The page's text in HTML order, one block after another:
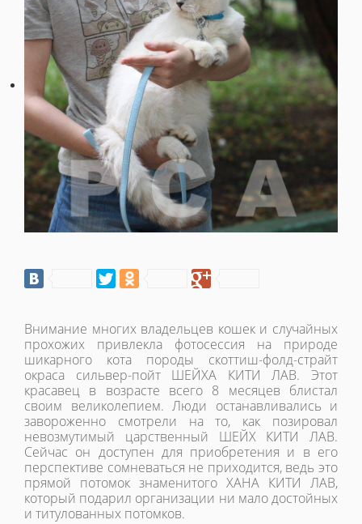
Внимание многих владельцев кошек и случайных
прохожих привлекла фотосессия на природе
шикарного кота породы скоттиш-фолд-страйт
окраса сильвер-пойт ШЕЙХА КИТИ ЛАВ. Этот
красавец в возрасте всего 8 месяцев блистал
своим великолепием. Люди останавливались и
завороженно смотрели на то, как позировал
невозмутимый царственный ШЕЙХ КИТИ ЛАВ.
Сейчас он доступен для приобретения и в его
перспективе сомневаться не приходится, ведь это
прямой потомок знаменитого ХАНА КИТИ ЛАВ,
который подарил организации ни мало достойных
и титулованных потомков.